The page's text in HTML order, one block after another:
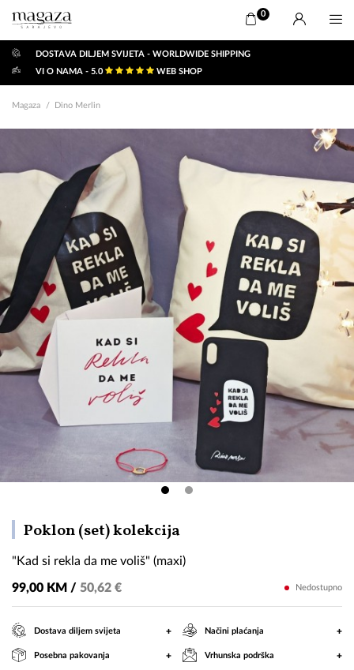
0
DOSTAVA DILJEM SVIJETA - WORLDWIDE SHIPPING
VI O NAMA - 5.0
WEB SHOP
Magaza Dino Merlin
Poklon (set) kolekcija"Kad
si
rekla
me
voliš"
(maxi)
"Kad si rekla da me voliš" (maxi)
99,00 KM / 50,62 € Nedostupno
Dostava diljem svijeta + Načini plaćanja +
Posebna pakovanja + Vrhunska podrška +